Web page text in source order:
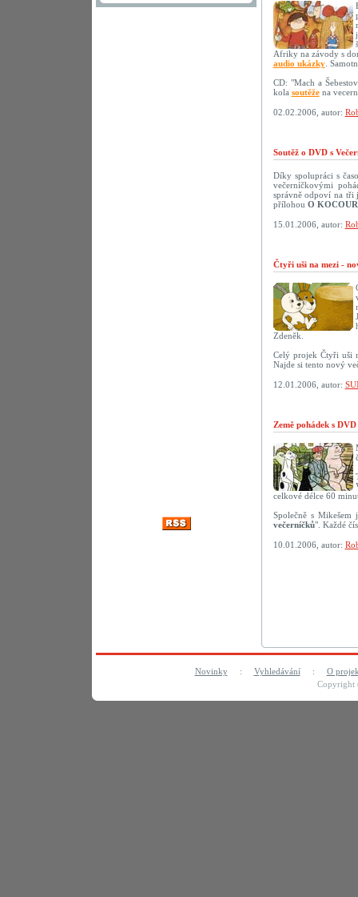
Afriky na závody s
audio ukázky.
CD: "Mach a
kola soutěžena
02.02.2006, autor:
Soutěž o DVD s
Díky spolupráci s
večerníčkovými
správně odpoví na tři
přílohou O
15.01.2006, autor:
Čtyři uši na mezi -
Zdeněk.
Celý projek Čtyři uši
Najde si tento nový
12.01.2006, autor:
Země pohádek s
celkové délce 60
Společně s
večerníčků". Každé
10.01.2006, autor:
Novinky: Vyhledávání: O
Copyright